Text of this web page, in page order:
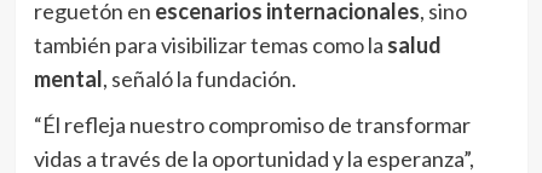
reguetón en escenarios internacionales, sino
también para visibilizar temas como la salud
mental, señaló la fundación.
“Él refleja nuestro compromiso de transformar
vidas a través de la oportunidad y la esperanza”,